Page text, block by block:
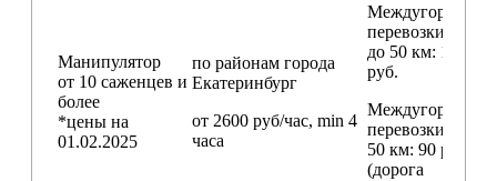
Манипулятор
от 10 саженцев и
более
*цены на
01.02.2025
по районам города
Екатеринбург
от 2600 руб/час, min 4
часа
Междугородние
перевозки
до 50 км: 18 000
руб.
Междугородние
перевозки
50 км: 90 руб./км
(дорога